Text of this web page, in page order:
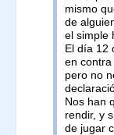
mismo
de
el simple
El día 12
en
pero no
Nos han
rendir, y
de jugar